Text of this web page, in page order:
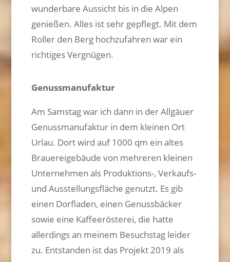
wunderbare Aussicht bis in die Alpen
genießen. Alles ist sehr gepflegt. Mit dem
Roller den Berg hochzufahren war ein
richtiges Vergnügen.
Genussmanufaktur
Am Samstag war ich dann in der Allgäuer
Genussmanufaktur in dem kleinen Ort
Urlau. Dort wird auf 1000 qm ein altes
Brauereigebäude von mehreren kleinen
Unternehmen als Produktions-, Verkaufs-
und Ausstellungsfläche genutzt. Es gib
einen Dorfladen, einen Genussbäcker
sowie eine Kaffeerösterei, die hatte
allerdings an meinem Besuchstag leider
zu. Entstanden ist das Projekt 2019 als